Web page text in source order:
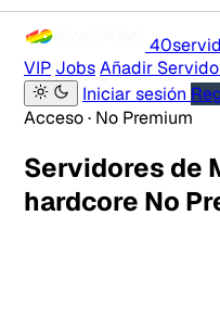
VIP JobsAñadir
Iniciar sesión
Acceso · No Premium
Servidores de
hardcore No